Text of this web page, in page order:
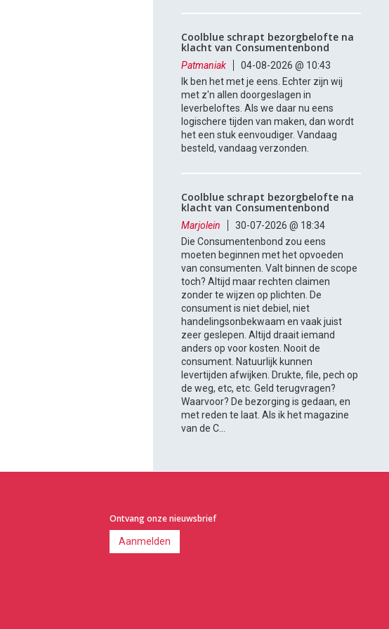
Coolblue schrapt bezorgbelofte na
klacht van Consumentenbond
Patmaniak
04-08-2026 @ 10:43
Ik ben het met je eens. Echter zijn wij
met z'n allen doorgeslagen in
leverbeloftes. Als we daar nu eens
logischere tijden van maken, dan wordt
het een stuk eenvoudiger. Vandaag
besteld, vandaag verzonden.
Coolblue schrapt bezorgbelofte na
klacht van Consumentenbond
Marjolein
30-07-2026 @ 18:34
Die Consumentenbond zou eens
moeten beginnen met het opvoeden
van consumenten. Valt binnen de scope
toch? Altijd maar rechten claimen
zonder te wijzen op plichten. De
consument is niet debiel, niet
handelingsonbekwaam en vaak juist
zeer geslepen. Altijd draait iemand
anders op voor kosten. Nooit de
consument. Natuurlijk kunnen
levertijden afwijken. Drukte, file, pech op
de weg, etc, etc. Geld terugvragen?
Waarvoor? De bezorging is gedaan, en
met reden te laat. Als ik het magazine
van de C...
Ontvang onze nieuwsbrief
Aanmelden